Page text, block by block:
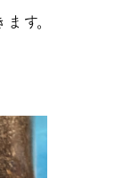
す。